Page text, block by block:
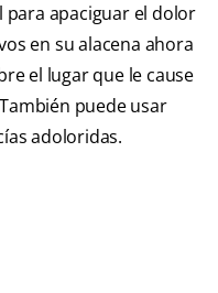
para apaciguar el dolor
en su alacena ahora
el lugar que le cause
puede usar
adoloridas.